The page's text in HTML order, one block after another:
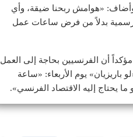
وأضاف: «هوامش ربحنا ضيقة، وأي
الرسمية بدلاً من فرض ساعات عمل
مؤكداً أن الفرنسيين بحاجة إلى العمل
يوم الأربعاء: «ساعة
يحتاج إليه الاقتصاد الفرنسي».